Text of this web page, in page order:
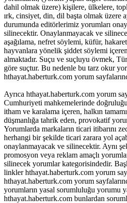
dahil olmak üzere) kişilere, ülkelere,
ırk, cinsiyet, din, dil başta olmak üzere
durumunda editörlerimiz yorumları
silinecektir. Onaylanmayacak ve
aşağılama, nefret söylemi, küfür,
hayvanlara yönelik şiddet söylemi
almaktadır. Suçu ve suçluyu övmek,
göre suçtur. Bu nedenle bu tarz okur
hthayat.haberturk.com yorum
Ayrıca hthayat.haberturk.com yorum
Cumhuriyeti mahkemelerinde
itham ve karalama içeren, halkın
düşmanlığa tahrik eden, provokatif
Yorumlarda markaların ticari itibarını
herhangi bir şekilde ticari zarara yol
onaylanmayacak ve silinecektir. Aynı
promosyon veya reklam amaçlı
silinecek yorumlar kategorisindedir.
linkler hthayat.haberturk.com yorum
hthayat.haberturk.com yorum
yorumların yasal sorumluluğu yorumu
hthayat.haberturk.com bunlardan